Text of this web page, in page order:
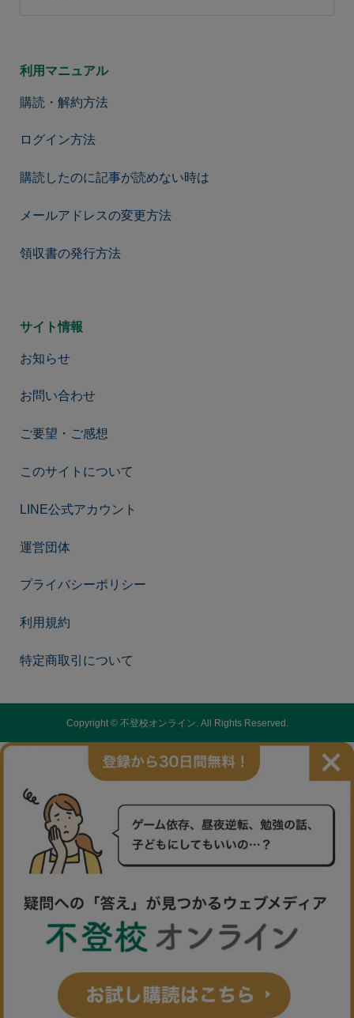
利用マニュアル
購読・解約方法
ログイン方法
購読したのに記事が読めない時は
メールアドレスの変更方法
領収書の発行方法
サイト情報
お知らせ
お問い合わせ
ご要望・ご感想
このサイトについて
LINE公式アカウント
運営団体
プライバシーポリシー
利用規約
特定商取引について
Copyright ©不登校オンライン. All Rights Reserved.